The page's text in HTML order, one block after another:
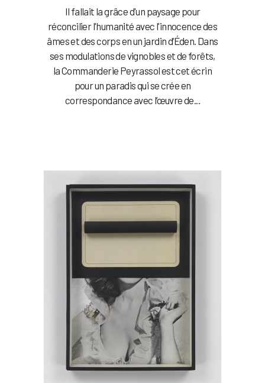
Il fallait la grâce d'un paysage pour
réconcilier l'humanité avec l'innocence des
âmes et des corps en un jardin d’Éden. Dans
ses modulations de vignobles et de forêts,
la Commanderie Peyrassol est cet écrin
pour un paradis qui se crée en
correspondance avec l’œuvre de...